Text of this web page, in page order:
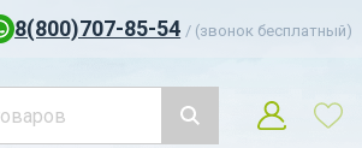
8(800)707-85-54 / (звонок бесплатный)